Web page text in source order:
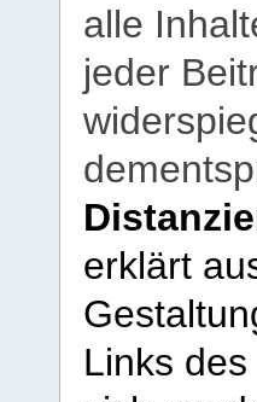
alle
jeder
erklärt
Links